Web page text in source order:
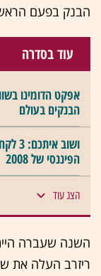
הבנק בפעם
עוד בסדרה
אפקט הדומינו
הבנקים בעולם
הפיננסי של 2008
הצג עוד
השנה שעברה
ריזרב העלה את